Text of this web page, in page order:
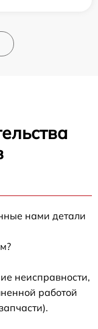
нами детали
неисправности,
работой